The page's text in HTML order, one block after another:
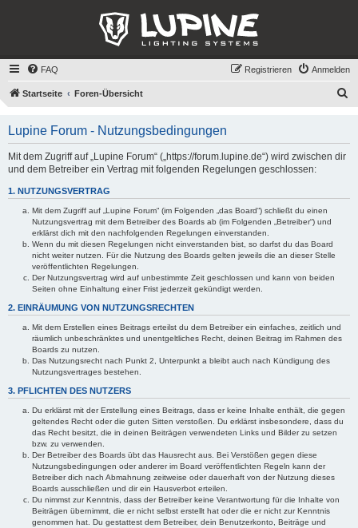
FAQ Anmelden
Registrieren
Startseite Foren-Übersicht
Lupine Forum - Nutzungsbedingungen
Mit dem Zugriff auf „Lupine Forum“ („https://forum.lupine.de“) wird zwischen dir
und dem Betreiber ein Vertrag mit folgenden Regelungen geschlossen:
1. NUTZUNGSVERTRAG
Mit dem Zugriff auf „Lupine Forum“ (im Folgenden „das Board“) schließt du einen
Nutzungsvertrag mit dem Betreiber des Boards ab (im Folgenden „Betreiber“) und
erklärst dich mit den nachfolgenden Regelungen einverstanden.
Wenn du mit diesen Regelungen nicht einverstanden bist, so darfst du das Board
nicht weiter nutzen. Für die Nutzung des Boards gelten jeweils die an dieser Stelle
veröffentlichten Regelungen.
Der Nutzungsvertrag wird auf unbestimmte Zeit geschlossen und kann von beiden
Seiten ohne Einhaltung einer Frist jederzeit gekündigt werden.
2. EINRÄUMUNG VON NUTZUNGSRECHTEN
Mit dem Erstellen eines Beitrags erteilst du dem Betreiber ein einfaches, zeitlich und
räumlich unbeschränktes und unentgeltliches Recht, deinen Beitrag im Rahmen des
Boards zu nutzen.
Das Nutzungsrecht nach Punkt 2, Unterpunkt a bleibt auch nach Kündigung des
Nutzungsvertrages bestehen.
3. PFLICHTEN DES NUTZERS
Du erklärst mit der Erstellung eines Beitrags, dass er keine Inhalte enthält, die gegen
geltendes Recht oder die guten Sitten verstoßen. Du erklärst insbesondere, dass du
das Recht besitzt, die in deinen Beiträgen verwendeten Links und Bilder zu setzen
bzw. zu verwenden.
Der Betreiber des Boards übt das Hausrecht aus. Bei Verstößen gegen diese
Nutzungsbedingungen oder anderer im Board veröffentlichten Regeln kann der
Betreiber dich nach Abmahnung zeitweise oder dauerhaft von der Nutzung dieses
Boards ausschließen und dir ein Hausverbot erteilen.
Du nimmst zur Kenntnis, dass der Betreiber keine Verantwortung für die Inhalte von
Beiträgen übernimmt, die er nicht selbst erstellt hat oder die er nicht zur Kenntnis
genommen hat. Du gestattest dem Betreiber, dein Benutzerkonto, Beiträge und